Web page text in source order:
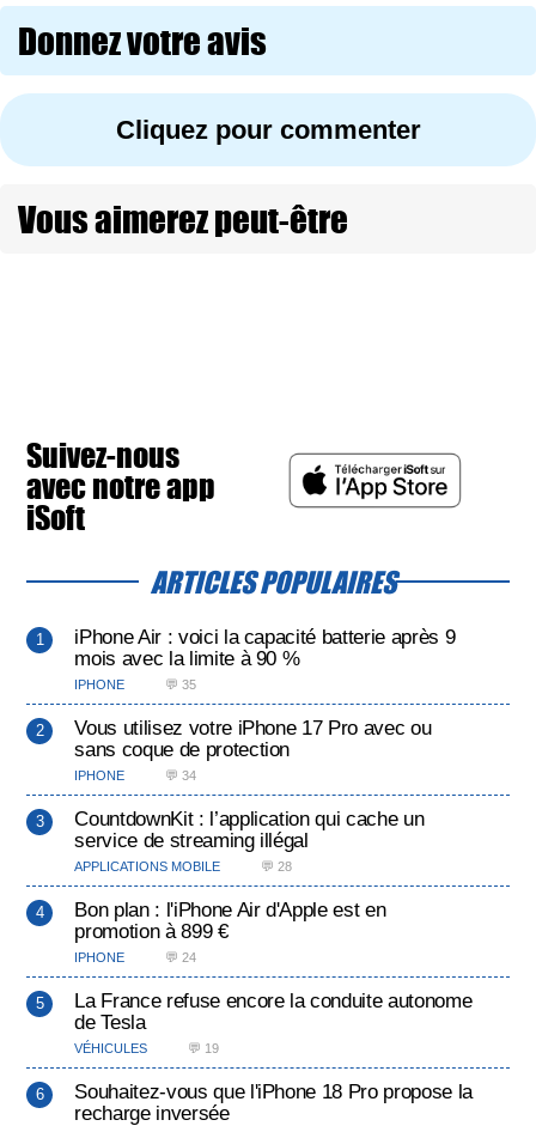
Donnez votre avis
Cliquez pour commenter
Vous aimerez peut-être
Suivez-nous
avec notre app
iSoft
ARTICLES POPULAIRES
iPhone Air : voici la capacité batterie après 9
mois avec la limite à 90 %
IPHONE 💬 35
Vous utilisez votre iPhone 17 Pro avec ou
sans coque de protection
IPHONE 💬 34
CountdownKit : l’application qui cache un
service de streaming illégal
APPLICATIONS MOBILE 💬 28
Bon plan : l'iPhone Air d'Apple est en
promotion à 899 €
IPHONE 💬 24
La France refuse encore la conduite autonome
de Tesla
VÉHICULES 💬 19
Souhaitez-vous que l'iPhone 18 Pro propose la
recharge inversée